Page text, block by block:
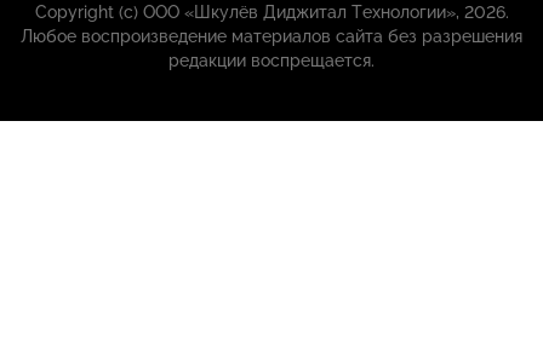
Copyright (с) ООО «Шкулёв Диджитал Технологии», 2026.
Любое воспроизведение материалов сайта без разрешения
редакции воспрещается.